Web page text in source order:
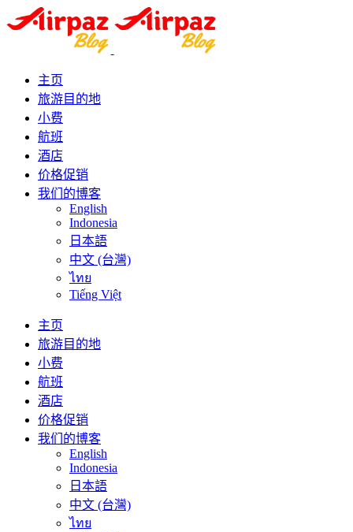
主页
旅游目的地
小费
航班
酒店
价格促销
我们的博客
English
Indonesia
日本語
中文 (台灣)
ไทย
Tiếng Việt
主页
旅游目的地
小费
航班
酒店
价格促销
我们的博客
English
Indonesia
日本語
中文 (台灣)
ไทย